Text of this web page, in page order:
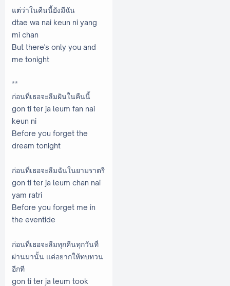
แต่ว่าในคืนนี้ยังมีฉัน
dtae wa nai keun ni yang
mi chan
But there's only you and
me tonight
**
ก่อนที่เธอจะลืมฝันในคืนนี้
gon ti ter ja leum fan nai
keun ni
Before you forget the
dream tonight
ก่อนที่เธอจะลืมฉันในยามราตรี
gon ti ter ja leum chan nai
yam ratri
Before you forget me in
the eventide
ก่อนที่เธอจะลืมทุกคืนทุกวันที่
ผ่านมานั้น แค่อยากให้ทบทวน
อีกที
gon ti ter ja leum took